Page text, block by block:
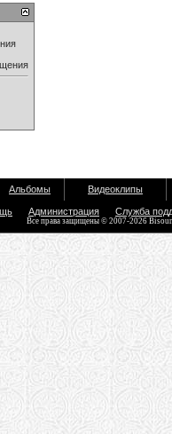
Альбомы Видеоклипы
Администрация Служба
Все права защищены © 2007-2026